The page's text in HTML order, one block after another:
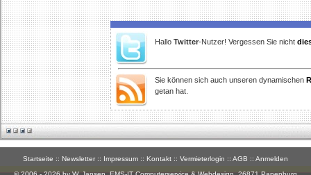
Hallo Twitter-Nutzer! Vergessen Sie nicht
Sie können sich auch unseren dynamischen
getan hat.
Startseite :: Newsletter :: Impressum :: Kontakt :: Vermieterlogin :: AGB :: Anmelden